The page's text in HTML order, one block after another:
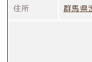
住所 群馬県